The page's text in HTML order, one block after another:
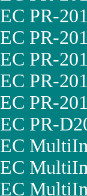
PR-
PR-
PR-
PR-
PR-
PR-